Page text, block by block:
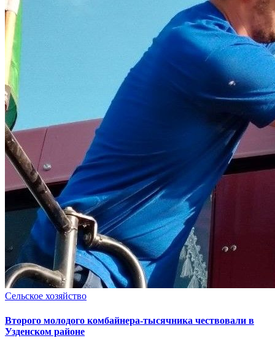
Сельское хозяйство
Второго молодого комбайнера-тысячника чествовали в
Узденском районе